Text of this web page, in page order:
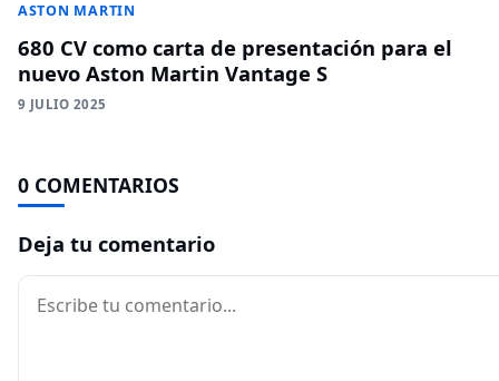
ASTON MARTIN
680 CV como carta de presentación para el
nuevo Aston Martin Vantage S
9 JULIO 2025
0 COMENTARIOS
Deja tu comentario
Comentario